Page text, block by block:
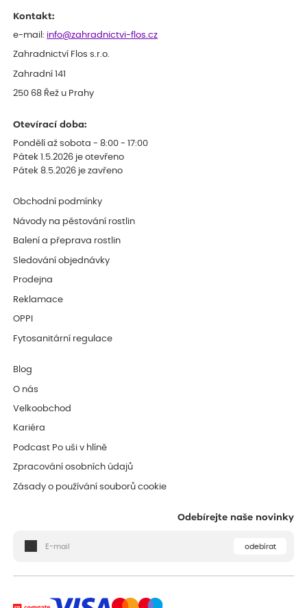
Kontakt:
e-mail: info@zahradnictvi-flos.cz
Zahradnictví Flos s.r.o.
Zahradní 141
250 68 Řež u Prahy
Otevírací doba:
Pondělí až sobota - 8:00 - 17:00
Pátek 1.5.2026 je otevřeno
Pátek 8.5.2026 je zavřeno
Obchodní podmínky
Návody na pěstování rostlin
Balení a přeprava rostlin
Sledování objednávky
Prodejna
Reklamace
OPPI
Fytosanitární regulace
Blog
O nás
Velkoobchod
Kariéra
Podcast Po uši v hlíně
Zpracování osobních údajů
Zásady o používání souborů cookie
Odebírejte naše novinky
odebírat